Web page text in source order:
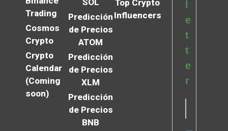
Trading
Cosmos
Crypto
Crypto
Calendar
(Coming
soon)
Predicción
de Precios
ATOM
Predicción
de Precios
XLM
Predicción
de Precios
BNB
Top Crypto
Influencers
e
t
t
e
r